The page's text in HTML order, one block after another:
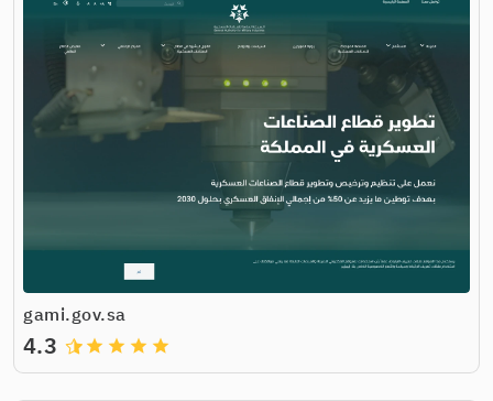
gami.gov.sa
grade
grade
grade
grade
4.3